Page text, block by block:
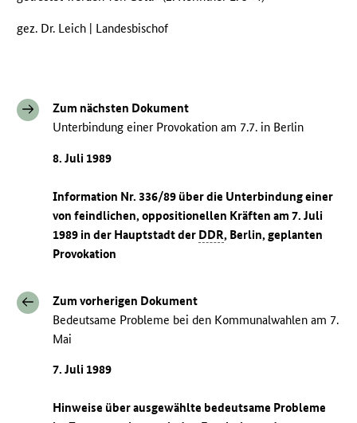
gez. Dr. Leich | Landesbischof
Zum nächsten Dokument
Unterbindung einer Provokation am 7.7. in Berlin
8. Juli 1989
Information Nr. 336/89 über die Unterbindung einer
von feindlichen, oppositionellen Kräften am 7. Juli
1989 in der Hauptstadt der DDR, Berlin, geplanten
Provokation
Zum vorherigen Dokument
Bedeutsame Probleme bei den Kommunalwahlen am 7.
Mai
7. Juli 1989
Hinweise über ausgewählte bedeutsame Probleme